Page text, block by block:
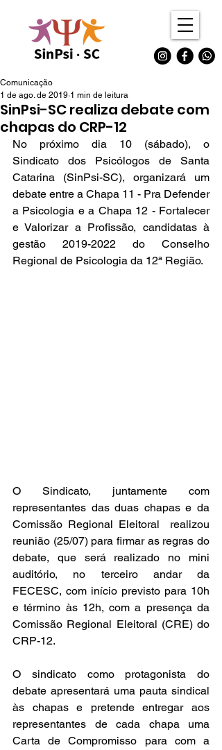
SinPsi-SC realiza debate com
chapas do CRP-12
Comunicação
1 de ago. de 2019 1 min de leitura
No próximo dia 10 (sábado), o
Sindicato dos Psicólogos de Santa
Catarina (SinPsi-SC), organizará um
debate entre a Chapa 11 - Pra Defender
a Psicologia e a Chapa 12 - Fortalecer
e Valorizar a Profissão, candidatas à
gestão 2019-2022 do Conselho
Regional de Psicologia da 12ª Região.
O Sindicato, juntamente com
representantes das duas chapas e da
Comissão Regional Eleitoral  realizou
reunião (25/07) para firmar as regras do
debate, que será realizado no mini
auditório, no terceiro andar da
FECESC, com início previsto para 10h
e término às 12h, com a presença da
Comissão Regional Eleitoral (CRE) do
CRP-12.
O sindicato como protagonista do
debate apresentará uma pauta sindical
às chapas e pretende entregar aos
representantes de cada chapa uma
Carta de Compromisso para com a